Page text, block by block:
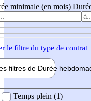
minimale (en mois)
le filtre du type de contrat
filtres de Durée hebdo
Temps plein (1)